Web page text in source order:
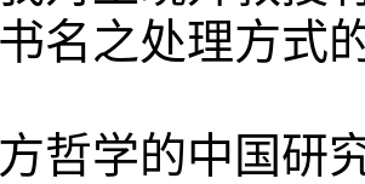
名之处理方式
学的中国研究